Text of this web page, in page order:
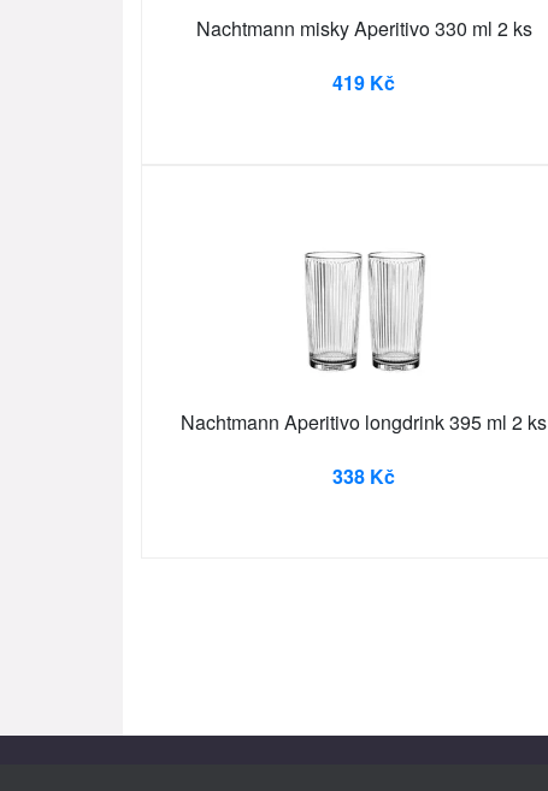
Nachtmann misky Aperitivo 330 ml 2 ks
419 Kč
Nachtmann Aperitivo longdrink 395 ml 2 ks
338 Kč